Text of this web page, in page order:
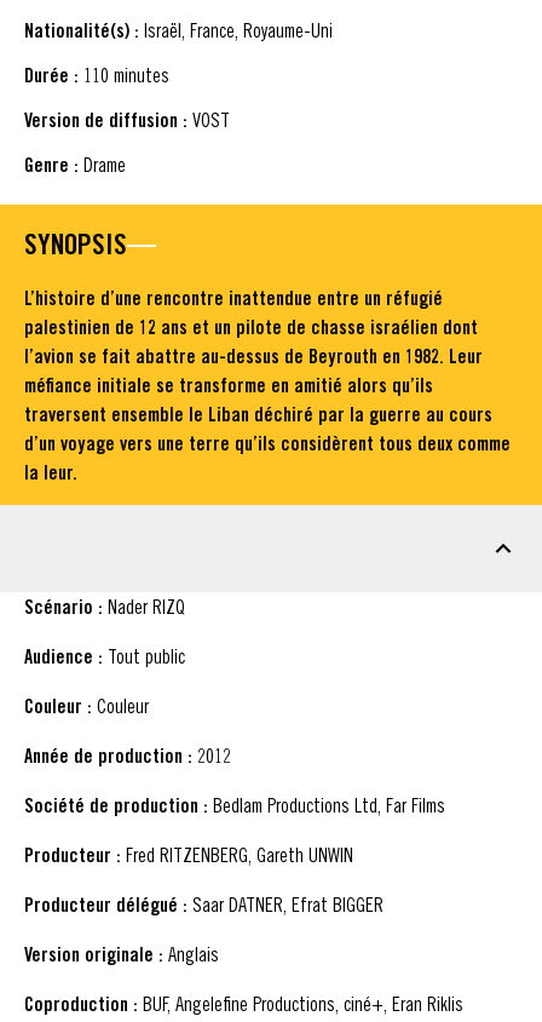
Nationalité(s) : Israël, France, Royaume-Uni
Durée : 110 minutes
Version de diffusion : VOST
Genre : Drame
SYNOPSIS
L’histoire d’une rencontre inattendue entre un réfugié
palestinien de 12 ans et un pilote de chasse israélien dont
l’avion se fait abattre au-dessus de Beyrouth en 1982. Leur
méfiance initiale se transforme en amitié alors qu’ils
traversent ensemble le Liban déchiré par la guerre au cours
d’un voyage vers une terre qu’ils considèrent tous deux comme
la leur.
Scénario : Nader RIZQ
Audience : Tout public
Couleur : Couleur
Année de production : 2012
Société de production : Bedlam Productions Ltd, Far Films
Producteur : Fred RITZENBERG, Gareth UNWIN
Producteur délégué : Saar DATNER, Efrat BIGGER
Version originale : Anglais
Coproduction : BUF, Angelefine Productions, ciné+, Eran Riklis